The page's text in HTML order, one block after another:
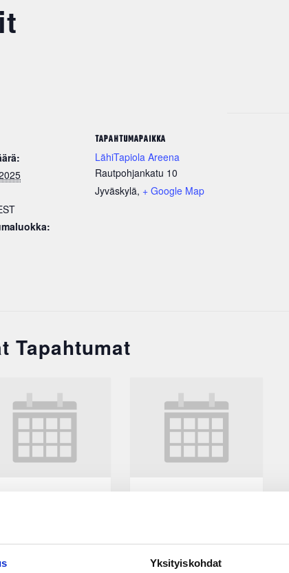
Yksityiskohdat
TAPAHTUMAPAIKKA
LähiTapiola Areena
Rautpohjankatu 10
Jyväskylä, + Google Map
Tapahtumat